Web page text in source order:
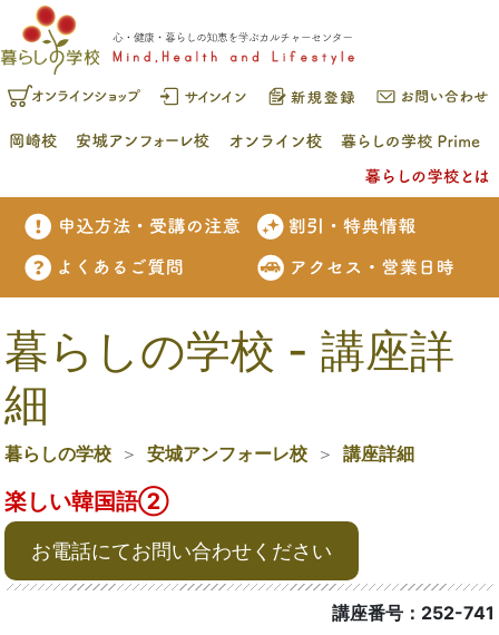
暮らしの学校 - 講座詳
細
暮らしの学校 安城アンフォーレ校 講座詳細
楽しい韓国語②
お電話にてお問い合わせください
講座番号：252-741